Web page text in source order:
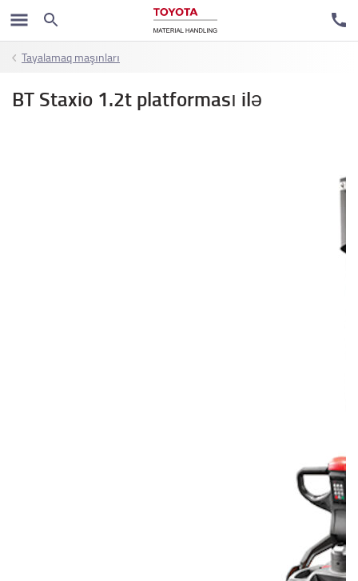
Tayalamaq maşınları
BT Staxio 1.2t platforması ilə